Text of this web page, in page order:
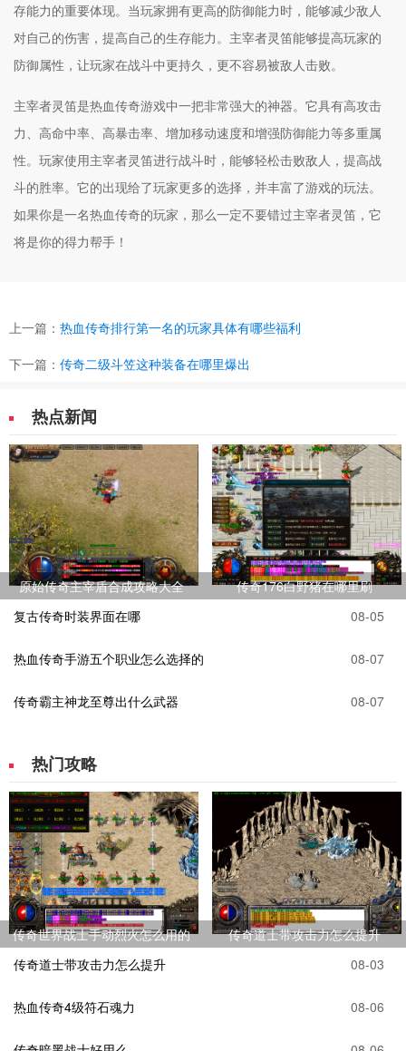
存能力的重要体现。当玩家拥有更高的防御能力时，能够减少敌人
对自己的伤害，提高自己的生存能力。主宰者灵笛能够提高玩家的
防御属性，让玩家在战斗中更持久，更不容易被敌人击败。
主宰者灵笛是热血传奇游戏中一把非常强大的神器。它具有高攻击
力、高命中率、高暴击率、增加移动速度和增强防御能力等多重属
性。玩家使用主宰者灵笛进行战斗时，能够轻松击败敌人，提高战
斗的胜率。它的出现给了玩家更多的选择，并丰富了游戏的玩法。
如果你是一名热血传奇的玩家，那么一定不要错过主宰者灵笛，它
将是你的得力帮手！
上一篇： 热血传奇排行第一名的玩家具体有哪些福利
下一篇： 传奇二级斗笠这种装备在哪里爆出
热点新闻
原始传奇主宰盾合成攻略大全
传奇176白野猪在哪里刷
复古传奇时装界面在哪
08-05
热血传奇手游五个职业怎么选择的 08-07
传奇霸主神龙至尊出什么武器 08-07
热门攻略
传奇世界战士手动烈火怎么用的
传奇道士带攻击力怎么提升
传奇道士带攻击力怎么提升
08-03
热血传奇4级符石魂力 08-06